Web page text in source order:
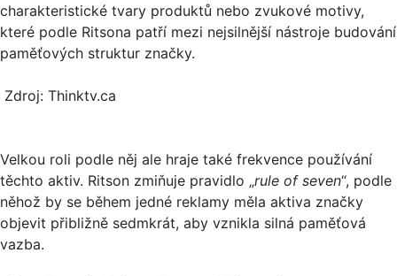
charakteristické tvary produktů nebo zvukové motivy,
které podle Ritsona patří mezi nejsilnější nástroje budování
paměťových struktur značky.
Zdroj: Thinktv.ca
Velkou roli podle něj ale hraje také frekvence používání
těchto aktiv. Ritson zmiňuje pravidlo „rule of seven“, podle
něhož by se během jedné reklamy měla aktiva značky
objevit přibližně sedmkrát, aby vznikla silná paměťová
vazba.